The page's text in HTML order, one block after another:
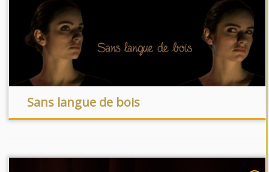
Sans langue de bois